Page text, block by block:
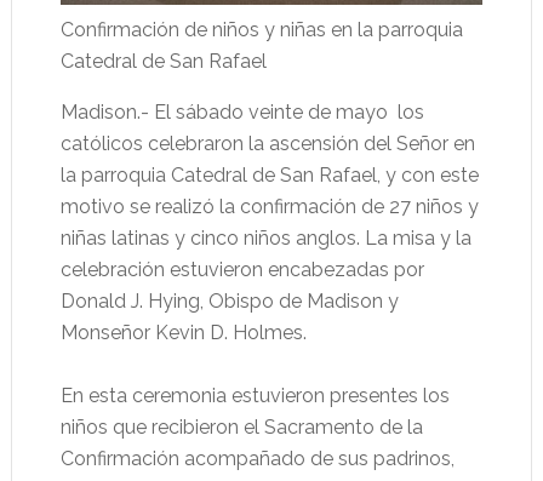
Confirmación de niños y niñas en la parroquia
Catedral de San Rafael
Madison.- El sábado veinte de mayo los
católicos celebraron la ascensión del Señor en
la parroquia Catedral de San Rafael, y con este
motivo se realizó la confirmación de 27 niños y
niñas latinas y cinco niños anglos. La misa y la
celebración estuvieron encabezadas por
Donald J. Hying, Obispo de Madison y
Monseñor Kevin D. Holmes.
En esta ceremonia estuvieron presentes los
niños que recibieron el Sacramento de la
Confirmación acompañado de sus padrinos,